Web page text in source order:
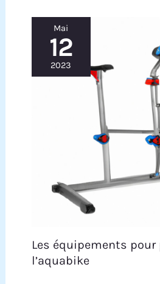
Mai
12
2023
Les équipements
l’aquabike